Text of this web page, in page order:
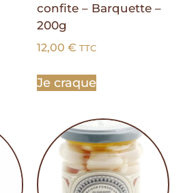
confite – Barquette –
200g
12,00 € TTC
Je craque